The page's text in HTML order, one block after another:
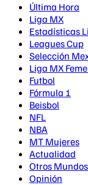
Última Hora
Liga MX
Estadísticas
Leagues Cup
Selección
Liga MX
Futbol
Fórmula 1
Beisbol
NFL
NBA
MT Mujeres
Actualidad
Otros Mundos
Opinión